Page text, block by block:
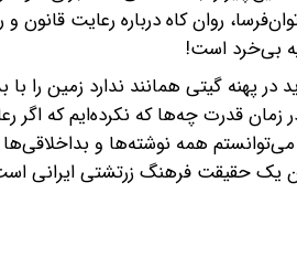
روان کاه درباره رعایت
بی‌خرد است!
در پهنه گیتی همانند ندارد زمین را
زمان قدرت چه‌ها که نکرده‌ایم که
همه نوشته‌ها و
یک حقیقت فرهنگ زرتشتی ایرانی